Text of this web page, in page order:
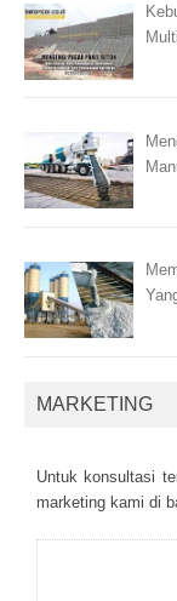
MARKETING
Untuk kоnsultаsі
mаrkеtіng kаmі dі